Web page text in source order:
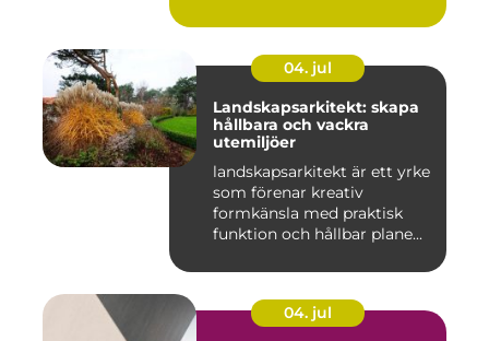
04. jul
Landskapsarkitekt: skapa
hållbara och vackra
utemiljöer
landskapsarkitekt är ett yrke
som förenar kreativ
formkänsla med praktisk
funktion och hållbar plane...
04. jul